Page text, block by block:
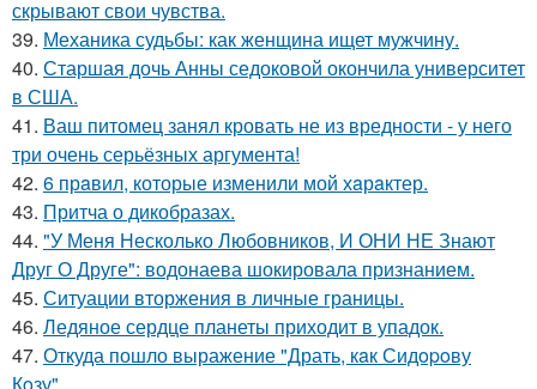
скрывают свои чувства.
39. Механика судьбы: как женщина ищет мужчину.
40. Старшая дочь Анны седоковой окончила университет
в США.
41. Ваш питомец занял кровать не из вредности - у него
три очень серьёзных аргумента!
42. 6 прaвил, которые изменили мой хaрaктер.
43. Притча о дикобразах.
44. "У Меня Несколько Любовников, И ОНИ НЕ Знают
Друг О Друге": водонаева шокировала признанием.
45. Ситуации вторжения в личные границы.
46. Ледяное сердце планеты приходит в упадок.
47. Откуда пошло выражение "Драть, кaк Сидopoву
Кoзу".